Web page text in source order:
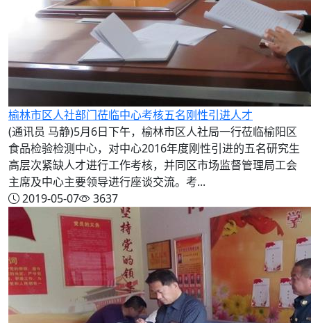
榆林市区人社部门莅临中心考核五名刚性引进人才
(通讯员 马静)5月6日下午，榆林市区人社局一行莅临榆阳区
食品检验检测中心，对中心2016年度刚性引进的五名研究生
高层次紧缺人才进行工作考核，并同区市场监督管理局工会
主席及中心主要领导进行座谈交流。考...
2019-05-07
3637